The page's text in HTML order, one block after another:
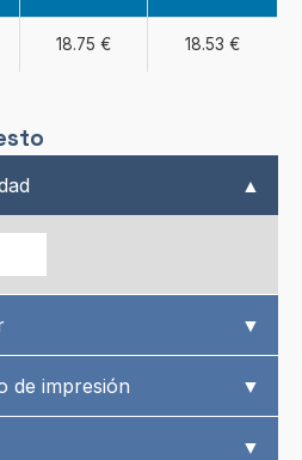
18.75 € 18.53 €
▲
▼
de impresión ▼
▼